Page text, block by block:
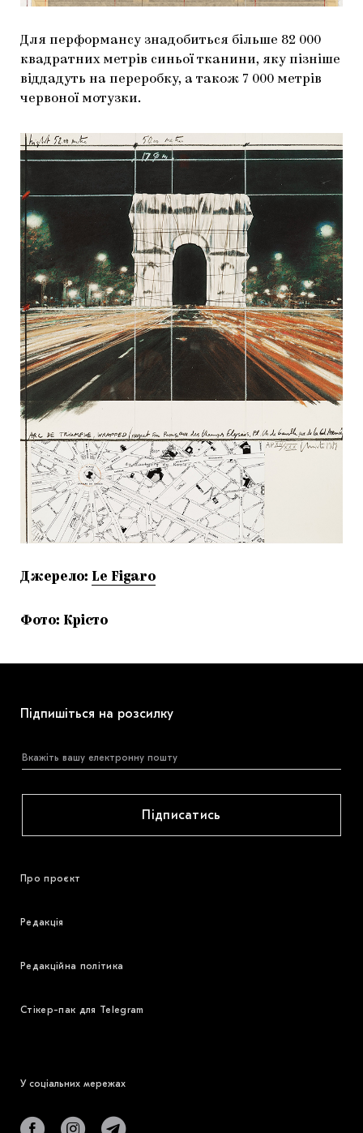
Для перформансу знадобиться більше 82 000
квадратних метрів синьої тканини, яку пізніше
віддадуть на переробку, а також 7 000 метрів
червоної мотузки.
Джерело: Le Figaro
Фото: Крісто
Підпишіться на розсилку
Підписатись
Про проєкт
Редакція
Редакційна політика
Стікер-пак для Telegram
У соціальних мережах